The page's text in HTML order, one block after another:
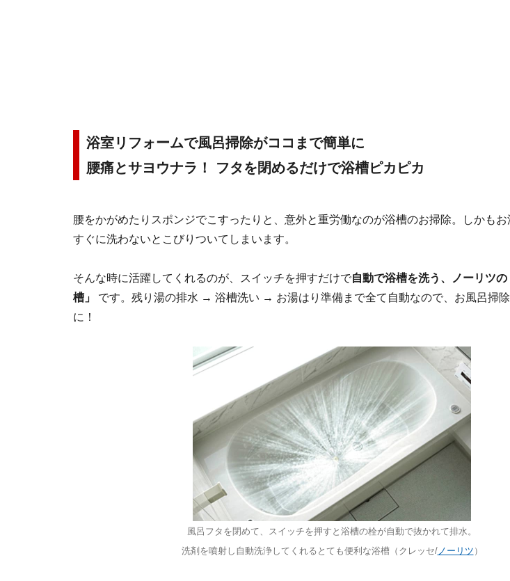
浴室リフォームで風呂掃除がココまで簡単に
腰痛とサヨウナラ！ フタを閉めるだけで浴槽ピカピカ
腰をかがめたりスポンジでこすったりと、意外と重労働なのが浴槽のお掃除。しかもお
すぐに洗わないとこびりついてしまいます。
そんな時に活躍してくれるのが、スイッチを押すだけで自動で浴槽を洗う、ノーリツ
槽」
です。残り湯の排水 → 浴槽洗い → お湯はり準備まで全て自動なので、お風呂掃
に！
風呂フタを閉めて、スイッチを押すと浴槽の栓が自動で抜かれて排水。
洗剤を噴射し自動洗浄してくれるとても便利な浴槽（クレッセ/ノーリツ ）